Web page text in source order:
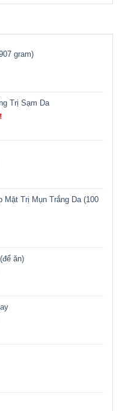
gram)
Trị Sạm Da
Mặt Trị Mụn Trắng Da (100
ăn)